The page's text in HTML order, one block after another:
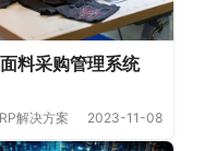
料采购管理系统
解决方案 2023-11-08